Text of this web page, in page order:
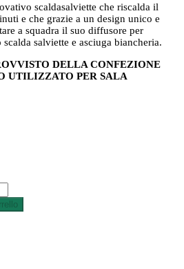
scaldasalviette che riscalda il
e che grazie a un design unico e
a squadra il suo diffusore per
salviette e asciuga biancheria.
DELLA CONFEZIONE
UTILIZZATO PER SALA